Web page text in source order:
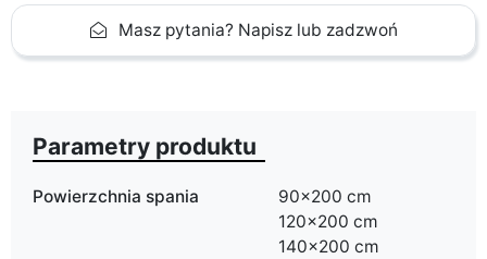
Masz pytania? Napisz lub zadzwoń
Parametry produktu
Powierzchnia spania
90x200 cm
120x200 cm
140x200 cm